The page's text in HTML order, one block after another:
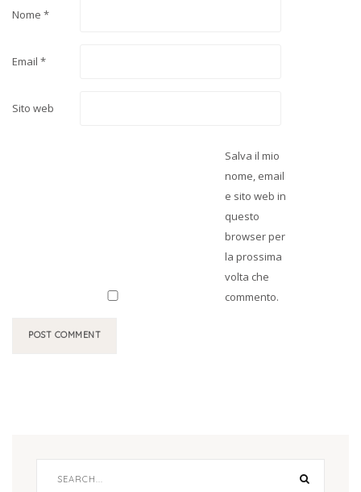
Nome *
Email *
Sito web
Salva il mio
nome, email
e sito web in
questo
browser per
la prossima
volta che
commento.